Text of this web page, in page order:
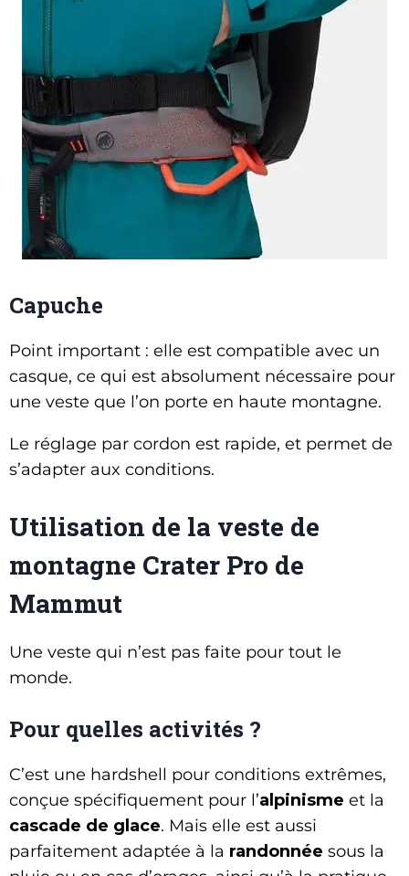
Capuche
Point important : elle est compatible avec un
casque, ce qui est absolument nécessaire pour
une veste que l’on porte en haute montagne.
Le réglage par cordon est rapide, et permet de
s’adapter aux conditions.
Utilisation de la veste de
montagne Crater Pro de
Mammut
Une veste qui n’est pas faite pour tout le
monde.
Pour quelles activités ?
C’est une hardshell pour conditions extrêmes,
conçue spécifiquement pour l’alpinisme et la
cascade de glace. Mais elle est aussi
parfaitement adaptée à la randonnée sous la